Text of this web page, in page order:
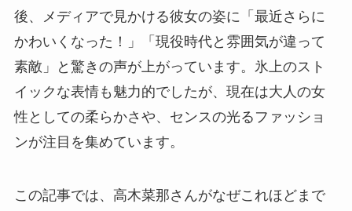
後、メディアで見かける彼女の姿に「最近さらに
かわいくなった！」「現役時代と雰囲気が違って
素敵」と驚きの声が上がっています。氷上のスト
イックな表情も魅力的でしたが、現在は大人の女
性としての柔らかさや、センスの光るファッショ
ンが注目を集めています。
この記事では、高木菜那さんがなぜこれほどまで